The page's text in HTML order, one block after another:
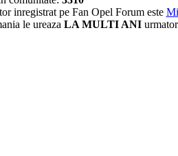
inregistrat pe Fan Opel Forum este
le ureaza LA MULTI ANI